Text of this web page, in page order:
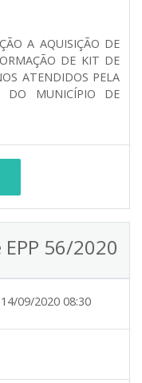
A AQUISIÇÃO DE
DE KIT DE
ATENDIDOS PELA
DO MUNICÍPIO DE
56/2020
14/09/2020 08:30